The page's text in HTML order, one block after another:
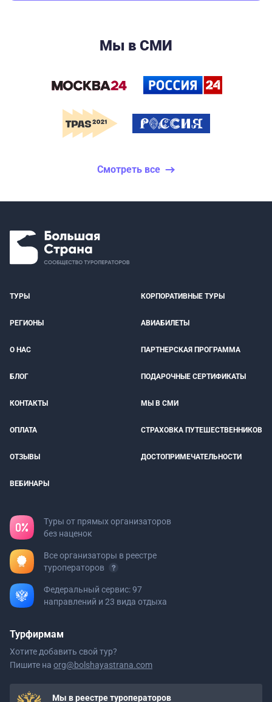
Мы в СМИ
Смотреть все
ТУРЫ КОРПОРАТИВНЫЕ ТУРЫ
РЕГИОНЫ АВИАБИЛЕТЫ
О НАС ПАРТНЕРСКАЯ ПРОГРАММА
БЛОГ ПОДАРОЧНЫЕ СЕРТИФИКАТЫ
КОНТАКТЫ МЫ В СМИ
ОПЛАТА СТРАХОВКА ПУТЕШЕСТВЕННИКОВ
ОТЗЫВЫ ДОСТОПРИМЕЧАТЕЛЬНОСТИ
ВЕБИНАРЫ
Туры от прямых организаторов
без наценок
Все организаторы в реестре
туроператоров
Федеральный сервис: 97
направлений и 23 вида отдыха
Турфирмам
Хотите добавить свой тур?
Пишите на org@bolshayastrana.com
Мы в реестре туроператоров